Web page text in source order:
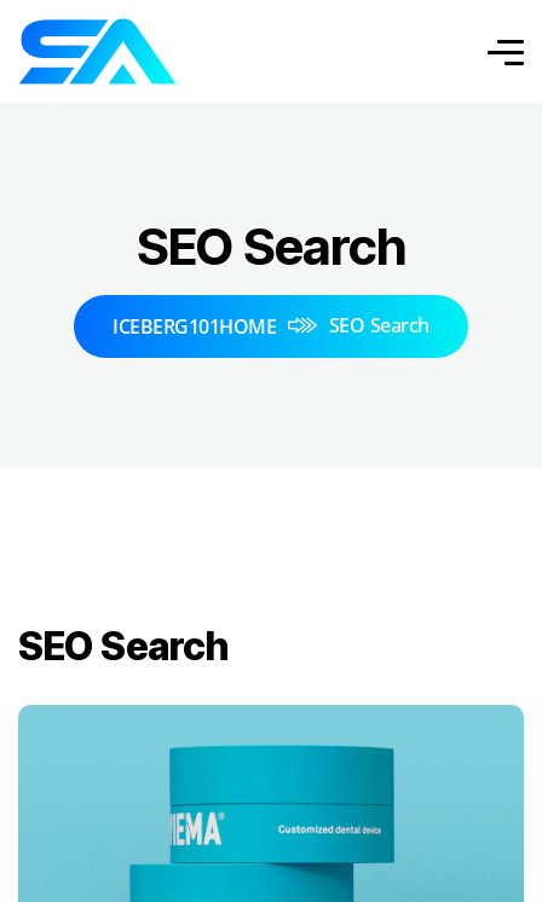
SEO Search
ICEBERG101HOME SEO Search
SEO Search